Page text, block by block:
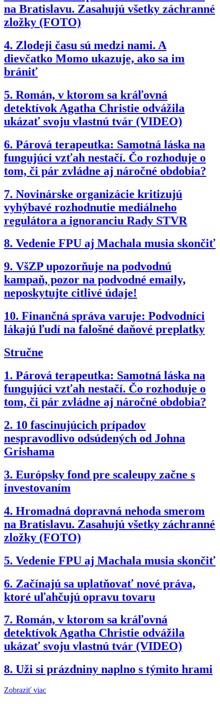
na Bratislavu. Zasahujú všetky záchranné
zložky (FOTO)
4. Zlodeji času sú medzi nami. A
dievčatko Momo ukazuje, ako sa im
brániť
5. Román, v ktorom sa kráľovná
detektívok Agatha Christie odvážila
ukázať svoju vlastnú tvár (VIDEO)
6. Párová terapeutka: Samotná láska na
fungujúci vzťah nestačí. Čo rozhoduje o
tom, či pár zvládne aj náročné obdobia?
7. Novinárske organizácie kritizujú
vyhýbavé rozhodnutie mediálneho
regulátora a ignoranciu Rady STVR
8. Vedenie FPU aj Machala musia skončiť
9. VšZP upozorňuje na podvodnú
kampaň, pozor na podvodné emaily,
neposkytujte citlivé údaje!
10. Finančná správa varuje: Podvodníci
lákajú ľudí na falošné daňové preplatky
Stručne
1. Párová terapeutka: Samotná láska na
fungujúci vzťah nestačí. Čo rozhoduje o
tom, či pár zvládne aj náročné obdobia?
2. 10 fascinujúcich prípadov
nespravodlivo odsúdených od Johna
Grishama
3. Európsky fond pre scaleupy začne s
investovaním
4. Hromadná dopravná nehoda smerom
na Bratislavu. Zasahujú všetky záchranné
zložky (FOTO)
5. Vedenie FPU aj Machala musia skončiť
6. Začínajú sa uplatňovať nové práva,
ktoré uľahčujú opravu tovaru
7. Román, v ktorom sa kráľovná
detektívok Agatha Christie odvážila
ukázať svoju vlastnú tvár (VIDEO)
8. Uži si prázdniny naplno s týmito hrami
Zobraziť viac